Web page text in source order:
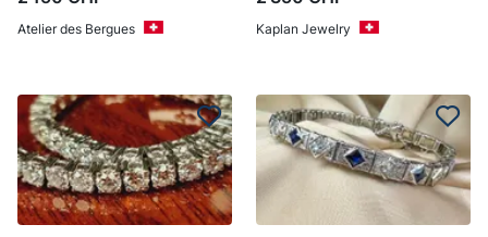
Atelier des Bergues Kaplan Jewelry